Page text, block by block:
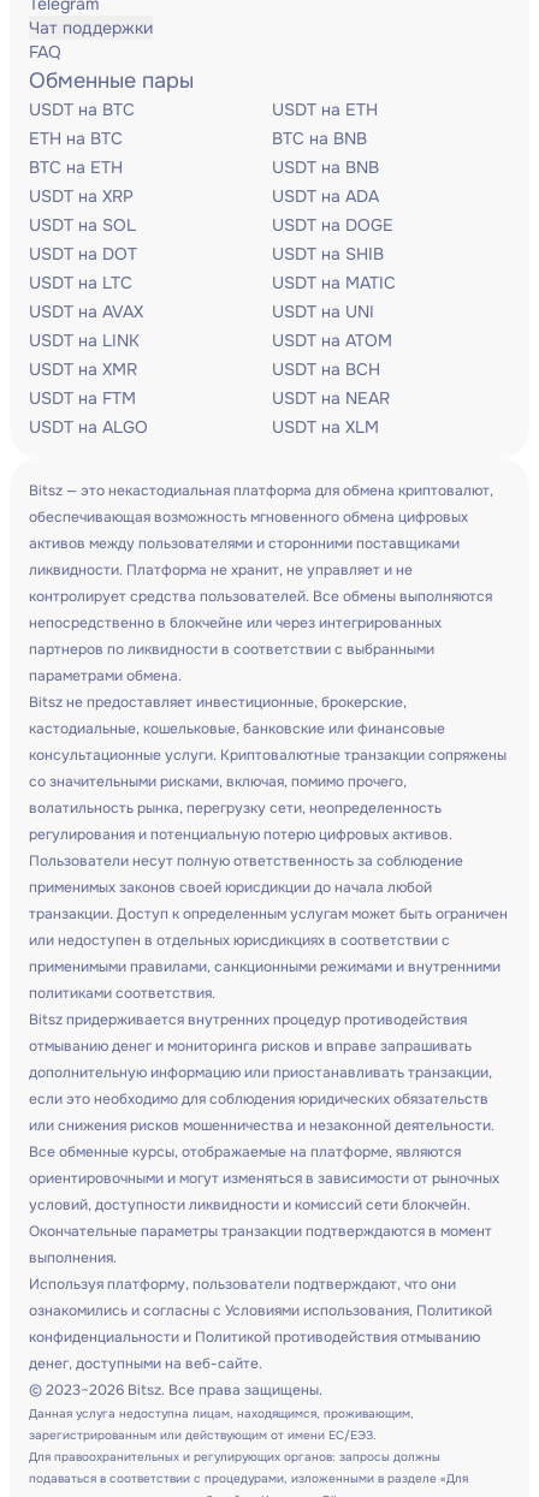
Чат поддержки
FAQ
Обменные пары
USDT на BTC
USDT на ETH
ETH на BTC
BTC на BNB
BTC на ETH
USDT на BNB
USDT на XRP
USDT на ADA
USDT на SOL
USDT на DOGE
USDT на DOT
USDT на SHIB
USDT на LTC
USDT на MATIC
USDT на AVAX
USDT на UNI
USDT на LINK
USDT на ATOM
USDT на XMR
USDT на BCH
USDT на FTM
USDT на NEAR
USDT на ALGO
USDT на XLM
Bitsz — это некастодиальная платформа для обмена криптовалют,
обеспечивающая возможность мгновенного обмена цифровых
активов между пользователями и сторонними поставщиками
ликвидности. Платформа не хранит, не управляет и не
контролирует средства пользователей. Все обмены выполняются
непосредственно в блокчейне или через интегрированных
партнеров по ликвидности в соответствии с выбранными
параметрами обмена.
Bitsz не предоставляет инвестиционные, брокерские,
кастодиальные, кошельковые, банковские или финансовые
консультационные услуги. Криптовалютные транзакции сопряжены
со значительными рисками, включая, помимо прочего,
волатильность рынка, перегрузку сети, неопределенность
регулирования и потенциальную потерю цифровых активов.
Пользователи несут полную ответственность за соблюдение
применимых законов своей юрисдикции до начала любой
транзакции. Доступ к определенным услугам может быть ограничен
или недоступен в отдельных юрисдикциях в соответствии с
применимыми правилами, санкционными режимами и внутренними
политиками соответствия.
Bitsz придерживается внутренних процедур противодействия
отмыванию денег и мониторинга рисков и вправе запрашивать
дополнительную информацию или приостанавливать транзакции,
если это необходимо для соблюдения юридических обязательств
или снижения рисков мошенничества и незаконной деятельности.
Все обменные курсы, отображаемые на платформе, являются
ориентировочными и могут изменяться в зависимости от рыночных
условий, доступности ликвидности и комиссий сети блокчейн.
Окончательные параметры транзакции подтверждаются в момент
выполнения.
Используя платформу, пользователи подтверждают, что они
ознакомились и согласны с Условиями использования, Политикой
конфиденциальности и Политикой противодействия отмыванию
денег, доступными на веб-сайте.
© 2023–2026 Bitsz. Все права защищены.
Данная услуга недоступна лицам, находящимся, проживающим,
зарегистрированным или действующим от имени ЕС/ЕЭЗ.
Для правоохранительных и регулирующих органов: запросы должны
подаваться в соответствии с процедурами, изложенными в разделе «Для